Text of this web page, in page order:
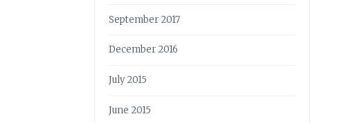
September 2017
December 2016
July 2015
June 2015